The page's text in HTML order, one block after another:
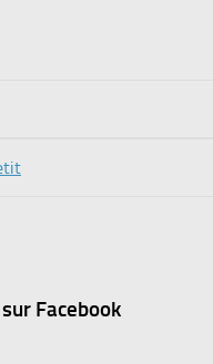
Facebook